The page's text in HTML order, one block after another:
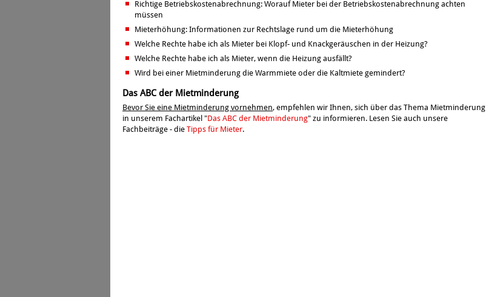
Richtige Betriebskostenabrechnung: Worauf Mieter bei der Betriebskostenabrechnung achten
müssen
Mieterhöhung: Informationen zur Rechtslage rund um die Mieterhöhung
Welche Rechte habe ich als Mieter bei Klopf- und Knackgeräuschen in der Heizung?
Welche Rechte habe ich als Mieter, wenn die Heizung ausfällt?
Wird bei einer Mietminderung die Warmmiete oder die Kaltmiete gemindert?
Das ABC der Mietminderung
Bevor Sie eine Mietminderung vornehmen, empfehlen wir Ihnen, sich über das Thema Mietminderung
in unserem Fachartikel "Das ABC der Mietminderung" zu informieren. Lesen Sie auch unsere
Fachbeiträge - die Tipps für Mieter.